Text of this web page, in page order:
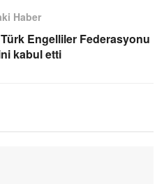
Haber
Engelliler Federasyonu
kabul etti